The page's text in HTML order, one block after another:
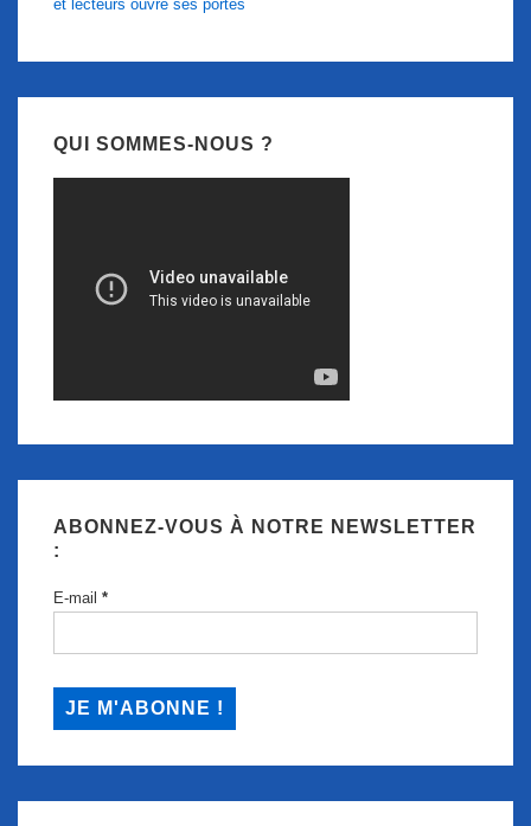
et lecteurs ouvre ses portes
QUI SOMMES-NOUS ?
ABONNEZ-VOUS À NOTRE NEWSLETTER
:
E-mail *